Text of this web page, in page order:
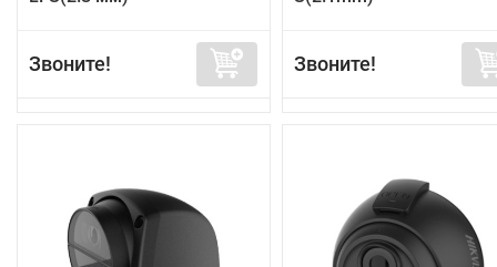
Звоните! Звоните!